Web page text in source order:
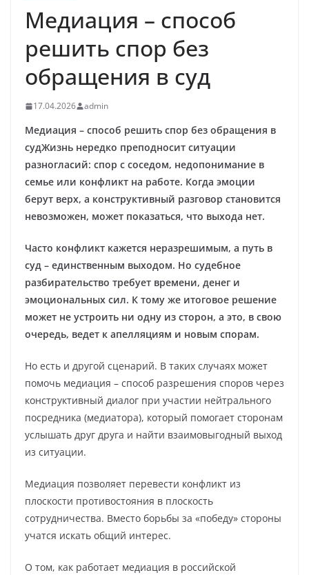
Медиация – способ
решить спор без
обращения в суд
17.04.2026 admin
Медиация – способ решить спор без обращения в
судЖизнь нередко преподносит ситуации
разногласий: спор с соседом, недопонимание в
семье или конфликт на работе. Когда эмоции
берут верх, а конструктивный разговор становится
невозможен, может показаться, что выхода нет.
Часто конфликт кажется неразрешимым, а путь в
суд – единственным выходом. Но судебное
разбирательство требует времени, денег и
эмоциональных сил. К тому же итоговое решение
может не устроить ни одну из сторон, а это, в свою
очередь, ведет к апелляциям и новым спорам.
Но есть и другой сценарий. В таких случаях может
помочь медиация – способ разрешения споров через
конструктивный диалог при участии нейтрального
посредника (медиатора), который помогает сторонам
услышать друг друга и найти взаимовыгодный выход
из ситуации.
Медиация позволяет перевести конфликт из
плоскости противостояния в плоскость
сотрудничества. Вместо борьбы за «победу» стороны
учатся искать общий интерес.
О том, как работает медиация в российской